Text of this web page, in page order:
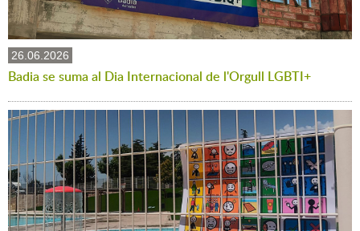
26.06.2026
Badia se suma al Dia Internacional de l'Orgull LGBTI+